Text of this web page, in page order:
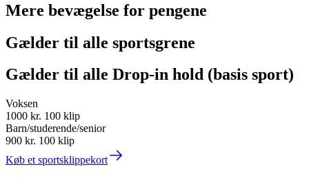
Mere bevægelse for pengene
Gælder til alle sportsgrene
Gælder til alle Drop-in hold (basis sport)
Voksen
1000 kr. 100 klip
Barn/studerende/senior
900 kr. 100 klip
Køb et sportsklippekort